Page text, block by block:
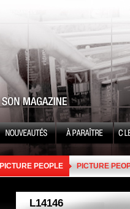
PICTURE PEOPLE PICTURE